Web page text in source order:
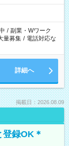
/ 副業・Wワーク
量募集 / 電話対応な
詳細へ
掲載日：2026.08.09
録OK＊